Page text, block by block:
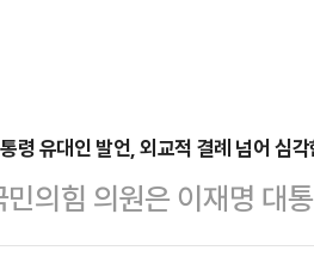
령 유대인 발언, 외교적 결례 넘어 심
민의힘 의원은 이재명 대
을 두고 이스라엘 외부